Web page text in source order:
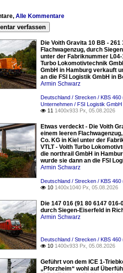
Alle Kommentare
verfassen
Die Voith Gravita 10 BB -
Flachwagenzug, durch
unter der Fabriknummer L04-
Turbo Lokomotivtechnik
GmbH in Hamburg verkauft
an die FSI Logistik GmbH in
Armin Schwarz
Deutschland / Strecken / KBS 460
Unternehmen / FSI Logistik GmbH
 11 1400x933 Px, 05.08.2026
Etwas verdeckt - Die Voith
einem leeren
Co. KG in Kiel unter der
VTLT - Voith Turbo
die northrail GmbH in
wurde sie dann an die FSI
Armin Schwarz
Deutschland / Strecken / KBS 460
 10 1400x1040 Px, 05.08.2026
Die 147 016 (91 80 6147
durch Siegen-Eiserfeld in
Armin Schwarz
Deutschland / Strecken / KBS 460
 10 1400x933 Px, 05.08.2026
Geführt von dem ICE 1-
„Pforzheim“ wohl auf